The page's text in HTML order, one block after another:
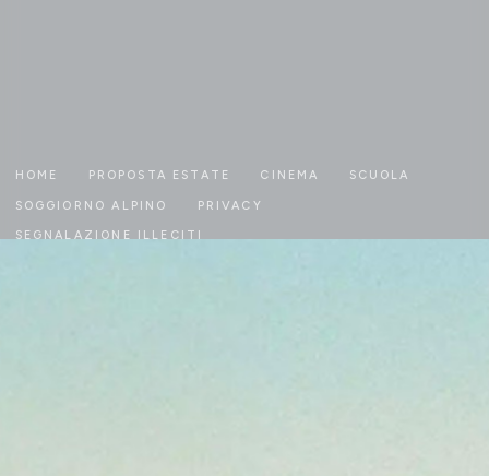
HOME PROPOSTA ESTATE CINEMA SCUOLA
SOGGIORNO ALPINO PRIVACY
SEGNALAZIONE ILLECITI